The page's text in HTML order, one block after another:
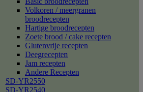
Volkoren / meergranen
broodrecepten
Hartige broodrecepten
Zoete brood / cake recepten
Glutenvrije recepten
Deegrecepten
Jam recepten
Andere Recepten
SD-YR2550
SD-YR2540